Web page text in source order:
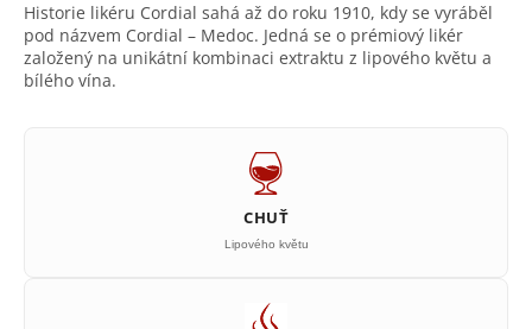
Historie likéru Cordial sahá až do roku 1910, kdy se vyráběl
pod názvem Cordial – Medoc. Jedná se o prémiový likér
založený na unikátní kombinaci extraktu z lipového květu a
bílého vína.
CHUŤ
Lipového květu